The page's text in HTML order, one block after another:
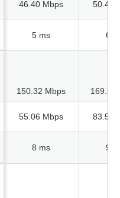
46.40 Mbps
5 ms
150.32 Mbps
55.06 Mbps
8 ms
50.42
6
169.58
83.50
9